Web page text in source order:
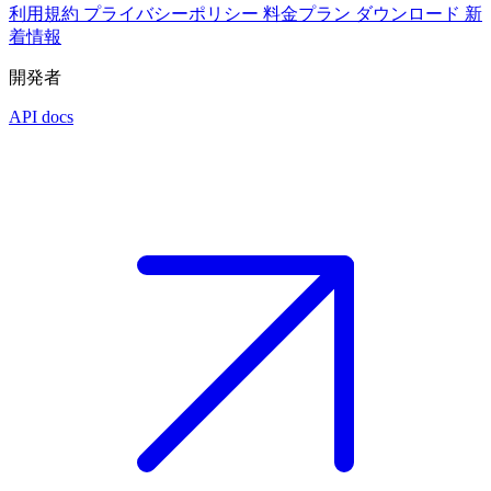
利用規約 プライバシーポリシー 料金プラン ダウンロード 新
着情報
開発者
API docs